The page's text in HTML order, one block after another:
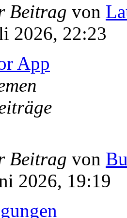
Beitrag von
2026, 22:23
App
Beitrag von
2026, 19:19